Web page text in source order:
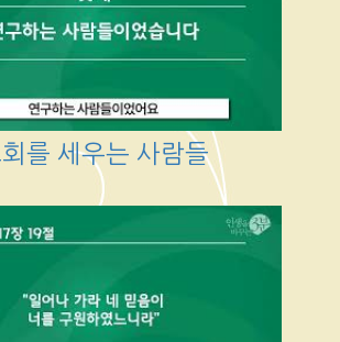
를 세우는 사람들